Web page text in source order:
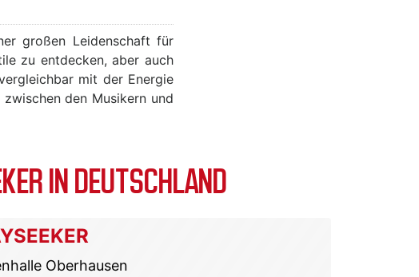
großen Leidenschaft für
zu entdecken, aber auch
mit der Energie
den Musikern und
IN DEUTSCHLAND
Oberhausen